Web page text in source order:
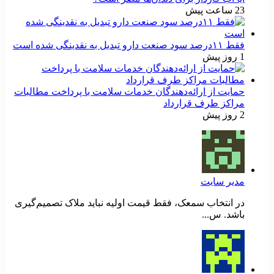
23 ساعت پیش
فقط ۱۱‌درصد سود صنعت دارو تبدیل به نقدینگی شده است
1 روز پیش
حمایت از ارائه‌دهندگان خدمات سلامت با پرداخت مطالبات
مراکز طرف قرارداد
2 روز پیش
مدیر سایت
در انتخاب سمعک، فقط قیمت اولیه نباید ملاک تصمیم‌گیری
باشد. س...